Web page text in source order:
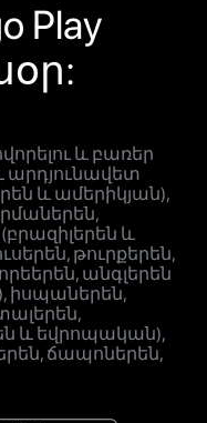
Play
և բառեր
արդյունավետ
և ամերիկյան),
և
թուրքերեն,
անգլերեն
իսպաներեն,
և եվրոպական),
ճապոներեն,